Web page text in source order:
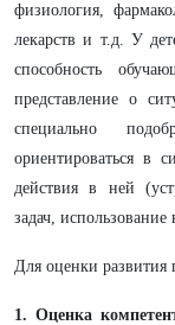
физиология,
лекарств и т.д. У
способность
представление о
специально
ориентироваться в
действия в ней
задач,
Для оценки развития
1. Оценка